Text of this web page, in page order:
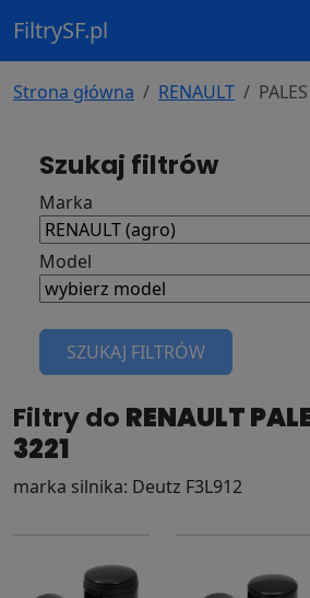
FiltrySF.pl
Strona główna RENAULT
Szukaj filtrów
Marka
Model
SZUKAJ FILTRÓW
Filtry do RENAULT
3221
marka silnika: Deutz F3L912